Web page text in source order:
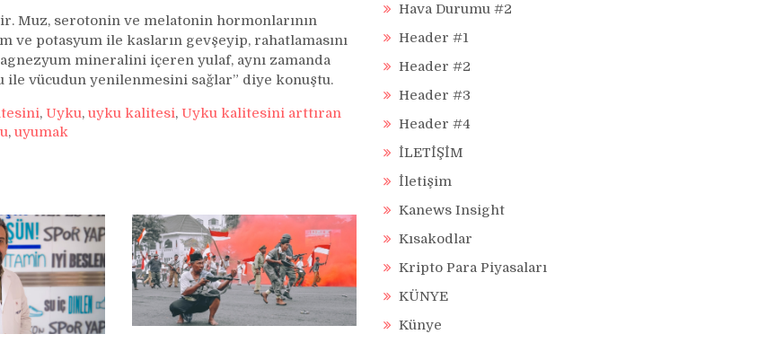
Muz, serotonin ve melatonin hormonlarının
ve potasyum ile kasların gevşeyip, rahatlamasını
mineralini içeren yulaf, aynı zamanda
vücudun yenilenmesini sağlar” diye konuştu.
, Uyku, uyku kalitesi, Uyku kalitesini arttıran
, uyumak
Hava Durumu #2
Header #1
Header #2
Header #3
Header #4
İLETİŞİM
İletişim
Kanews Insight
Kısakodlar
Kripto Para Piyasaları
KÜNYE
Künye